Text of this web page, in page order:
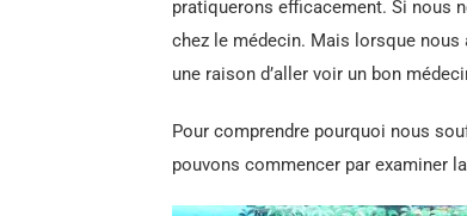
pratiquerons efficacement. Si nous
chez le médecin. Mais lorsque nous
une raison d’aller voir un bon
Pour comprendre pourquoi nous
pouvons commencer par examiner